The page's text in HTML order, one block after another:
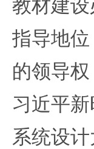
教材建
指导地
的领导
习近平
系统设